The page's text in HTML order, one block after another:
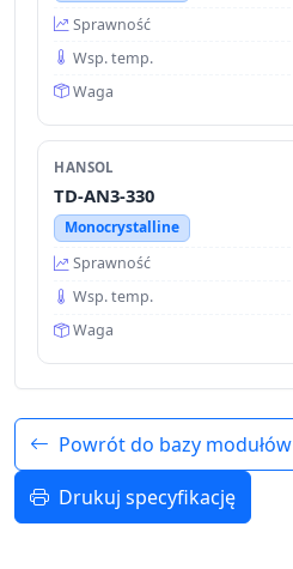
Sprawność
Wsp. temp.
Waga
HANSOL
TD-AN3-330
Monocrystalline
Sprawność
Wsp. temp.
Waga
Powrót do bazy modułów
Drukuj specyfikację